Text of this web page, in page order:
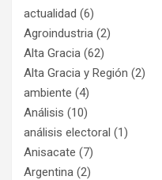
actualidad (6)
Agroindustria (2)
Alta Gracia (62)
Alta Gracia y Región (2)
ambiente (4)
Análisis (10)
análisis electoral (1)
Anisacate (7)
Argentina (2)